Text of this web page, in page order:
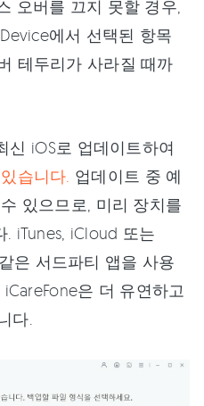
오버를 끄지 못할 경우,
에서 선택된 항목
테두리가 사라질 때까
신 iOS로 업데이트하여
습니다. 업데이트 중 예
있으므로, 미리 장치를
iTunes, iCloud 또는
은 서드파티 앱을 사용
은 더 유연하고
다.